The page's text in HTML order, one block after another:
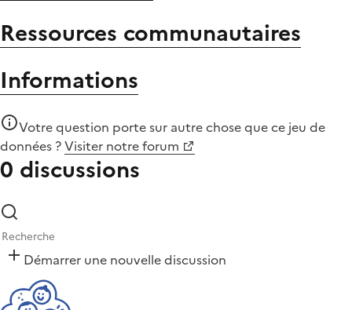
Ressources communautaires
Informations
Votre question porte sur autre chose quece jeu de
données ?Visiter notre forum
0 discussions
Démarrer une nouvelle discussion